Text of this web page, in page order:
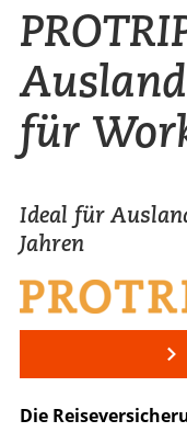
für
Ideal für
Jahren
Die